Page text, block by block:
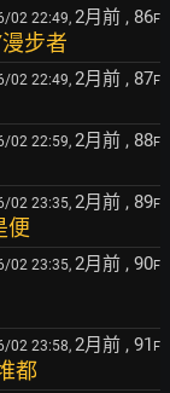
02 22:49, 2月前 , 86F
步者
02 22:49, 2月前 , 87F
02 22:59, 2月前 , 88F
02 23:35, 2月前 , 89F
便
02 23:35, 2月前 , 90F
02 23:58, 2月前 , 91 F
都